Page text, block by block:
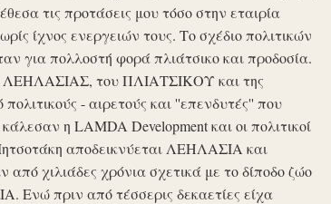
τις προτάσεις μου τόσο στην εταιρία
ίχνος ενεργειών τους. Το σχέδιο πολιτικών
για πολλοστή φορά πλιάτσικο και προδοσία.
ΛΕΗΛΑΣΙΑΣ, του ΠΛΙΑΤΣΙΚΟΥ και της
- αιρετούς και ''επενδυτές'' που
η LAMDA Development και οι πολιτικοί
αποδεικνύεται ΛΕΗΛΑΣΙΑ και
χιλιάδες χρόνια σχετικά με το δίποδο ζώο
Ενώ πριν από τέσσερις δεκαετίες είχα